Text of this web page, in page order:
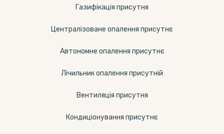
Газифікація присутня
Централізоване опалення присутнє
Автономне опалення присутнє
Лічильник опалення присутній
Вентиляція присутня
Кондиціонування присутнє